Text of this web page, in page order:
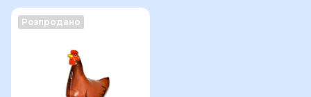
Розпродано